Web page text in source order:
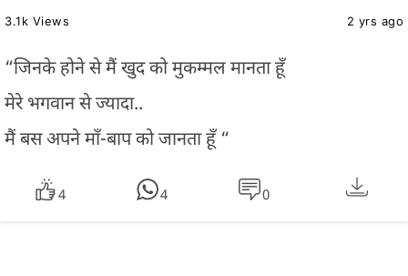
3.1k Views 2 yrs ago
“जिनके होने से मैं खुद को मुकम्मल मानता हूँ
मेरे भगवान से ज्यादा..
मैं बस अपने माँ-बाप को जानता हूँ “
4 4 0